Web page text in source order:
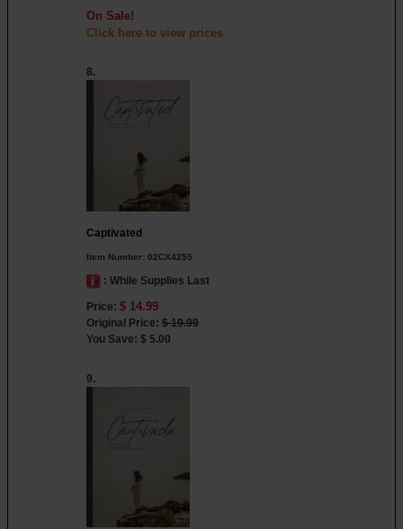
On Sale!
Click here to view prices
8.
Captivated
Item Number: 02CX4255
: While Supplies Last
Price: $ 14.99
Original Price:$ 19.99
You Save: $ 5.00
9.